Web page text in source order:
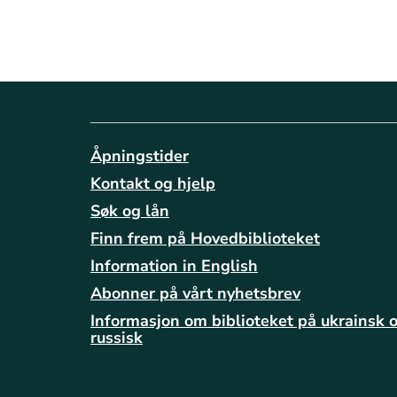
Åpningstider
Kontakt og hjelp
Søk og lån
Finn frem på Hovedbiblioteket
Information in English
Abonner på vårt nyhetsbrev
Informasjon om biblioteket på ukrainsk
russisk